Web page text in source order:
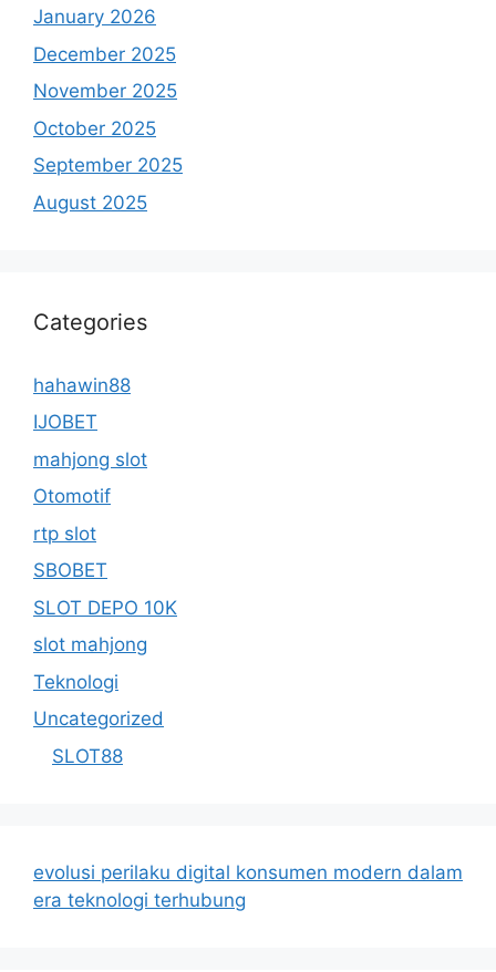
January 2026
December 2025
November 2025
October 2025
September 2025
August 2025
Categories
hahawin88
IJOBET
mahjong slot
Otomotif
rtp slot
SBOBET
SLOT DEPO 10K
slot mahjong
Teknologi
Uncategorized
SLOT88
evolusi perilaku digital konsumen modern dalam
era teknologi terhubung